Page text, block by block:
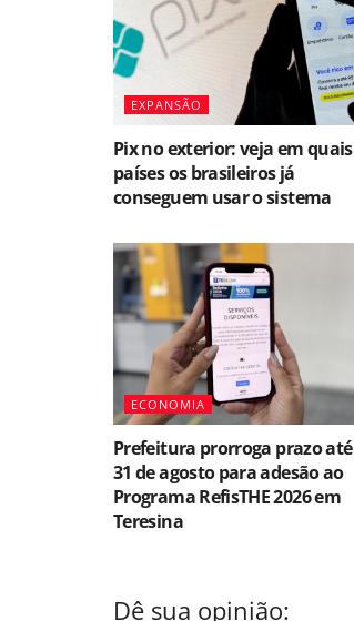
EXPANSÃO
Pix no exterior: veja em quais
países os brasileiros já
conseguem usar o sistema
ECONOMIA
Prefeitura prorroga prazo até
31 de agosto para adesão ao
Programa RefisTHE 2026 em
Teresina
Dê sua opinião: